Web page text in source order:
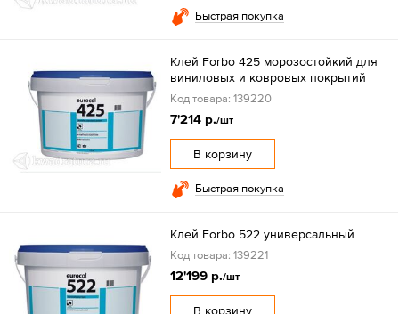
Быстрая покупка
Клей Forbo 425 морозостойкий для
виниловых и ковровых покрытий
Код товара: 139220
7'214 р./шт
В корзину
Быстрая покупка
Клей Forbo 522 универсальный
Код товара: 139221
12'199 р./шт
В корзину